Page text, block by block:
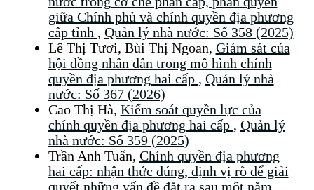
giữa Chính phủ và chính quyền địa phương
cấp tỉnh , Quản lý nhà nước: Số 358 (2025)
Lê Thị Tươi, Bùi Thị Ngoan, Giám sát của
hội đồng nhân dân trong mô hình chính
quyền địa phương hai cấp , Quản lý nhà
nước: Số 367 (2026)
Cao Thị Hà, Kiểm soát quyền lực của
chính quyền địa phương hai cấp , Quản lý
nhà nước: Số 359 (2025)
Trần Anh Tuấn, Chính quyền địa phương
hai cấp: nhận thức đúng, định vị rõ để giải
quyết những vấn đề đặt ra sau một năm